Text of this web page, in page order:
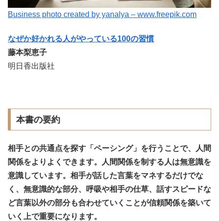
Business photo created by yanalya – www.freepik.com
なぜか好かれる人がやっている100の習慣
藤本梨恵子
明日香出版社
本書の要約
相手との共通点を探す「ペーシング」を行うことで、人間
関係をよりよくできます。人間関係を制する人は無意識を
意識しています。相手が話した言葉をマネするだけでな
く、 無意識的な部分、呼吸や相手の仕草、話すスピードな
ど言葉以外の部分も合わせていくことが信頼関係を築いて
いく上で重要になります。